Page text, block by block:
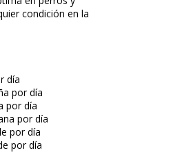
condición en la
día
por día
por día
por día
por día
por día